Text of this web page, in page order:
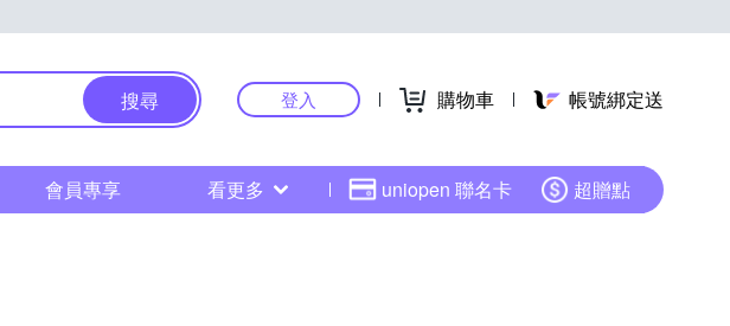
搜尋 登入 購物車 帳號綁定送
會員專享 看更多 uniopen 聯名卡 超贈點